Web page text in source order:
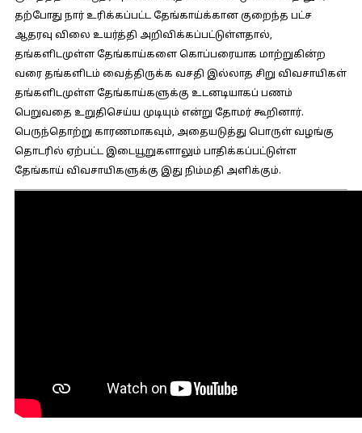
தற்போது நார் உரிக்கப்பட்ட தேங்காய்க்கான குறைந்த பட்ச
ஆதரவு விலை உயர்த்தி அறிவிக்கப்பட்டுள்ளதால்,
தங்களிடமுள்ள தேங்காய்களை கொப்பரையாக மாற்றுகின்ற
வரை தங்களிடம் வைத்திருக்க வசதி இல்லாத சிறு விவசாயிகள்
தங்களிடமுள்ள தேங்காய்களுக்கு உடனடியாகப் பணம்
பெறுவதை உறுதிசெய்ய முடியும் என்று தோமர் கூறினார்.
பெருந்தொற்று காரணமாகவும், அதையடுத்து பொருள் வழங்கு
தொடரில் ஏற்பட்ட இடையூறுகளாலும் பாதிக்கப்பட்டுள்ள
தேங்காய் விவசாயிகளுக்கு இது நிம்மதி அளிக்கும்.